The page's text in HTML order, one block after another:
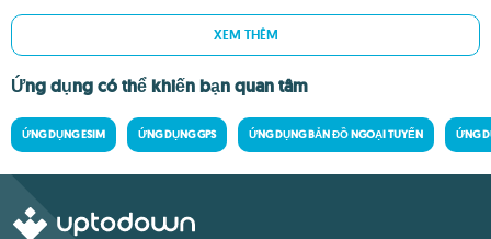
XEM THÊM
Ứng dụng có thể khiến bạn quan tâm
ỨNG DỤNG ESIM ỨNG DỤNG GPS ỨNG DỤNG BẢN ĐỒ NGOẠI TUYẾN ỨNG